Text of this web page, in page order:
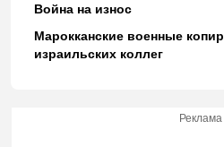
Война на износ
Марокканские военные
израильских коллег
Реклама